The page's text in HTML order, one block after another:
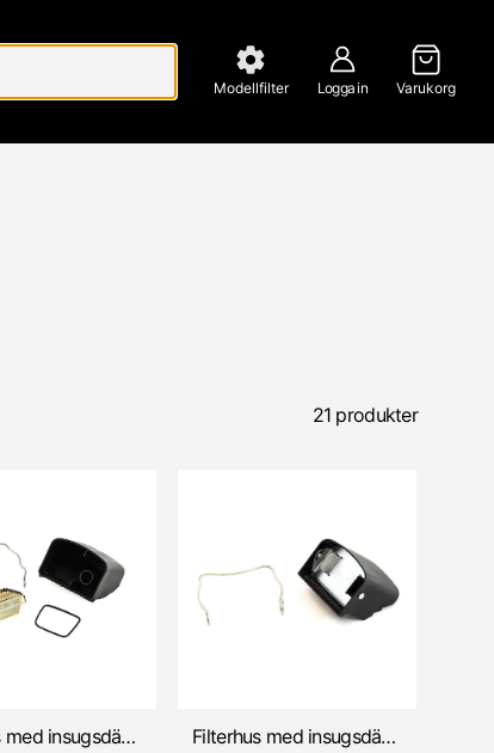
Modellfilter Logga in Varukorg
21 produkter
Filterhus med insugsdämpare kompl. (Sachs/membrancylinder)
Filterhus med insugsdämpare/runt filter (Sachs)